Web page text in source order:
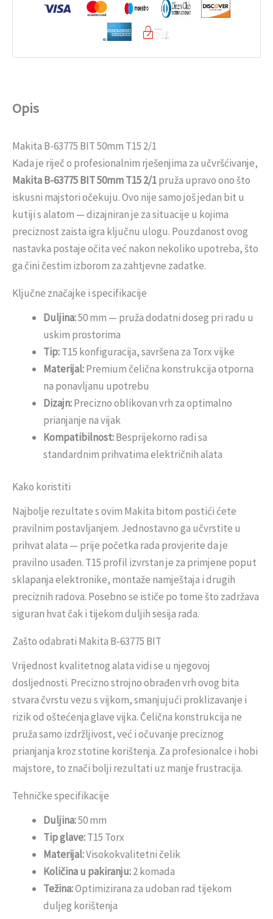
Opis
Makita B-63775 BIT 50mm T15 2/1
Kada je riječ o profesionalnim rješenjima za učvršćivanje,
Makita B-63775 BIT 50mm T15 2/1pruža upravo ono što
iskusni majstori očekuju. Ovo nije samo još jedan bit u
kutiji s alatom — dizajniran je za situacije u kojima
preciznost zaista igra ključnu ulogu. Pouzdanost ovog
nastavka postaje očita već nakon nekoliko upotreba, što
ga čini čestim izborom za zahtjevne zadatke.
Ključne značajke i specifikacije
Duljina:50 mm — pruža dodatni doseg pri radu u
uskim prostorima
Tip:T15 konfiguracija, savršena za Torx vijke
Materijal:Premium čelična konstrukcija otporna
na ponavljanu upotrebu
Dizajn:Precizno oblikovan vrh za optimalno
prianjanje na vijak
Kompatibilnost:Besprijekorno radi sa
standardnim prihvatima električnih alata
Kako koristiti
Najbolje rezultate s ovim Makita bitom postići ćete
pravilnim postavljanjem. Jednostavno ga učvrstite u
prihvat alata — prije početka rada provjerite da je
pravilno usađen. T15 profil izvrstan je za primjene poput
sklapanja elektronike, montaže namještaja i drugih
preciznih radova. Posebno se ističe po tome što zadržava
siguran hvat čak i tijekom duljih sesija rada.
Zašto odabrati Makita B-63775 BIT
Vrijednost kvalitetnog alata vidi se u njegovoj
dosljednosti. Precizno strojno obrađen vrh ovog bita
stvara čvrstu vezu s vijkom, smanjujući proklizavanje i
rizik od oštećenja glave vijka. Čelična konstrukcija ne
pruža samo izdržljivost, već i očuvanje preciznog
prianjanja kroz stotine korištenja. Za profesionalce i hobi
majstore, to znači bolji rezultati uz manje frustracija.
Tehničke specifikacije
Duljina:50 mm
Tip glave:T15 Torx
Materijal:Visokokvalitetni čelik
Količina u pakiranju:2 komada
Težina:Optimizirana za udoban rad tijekom
duljeg korištenja